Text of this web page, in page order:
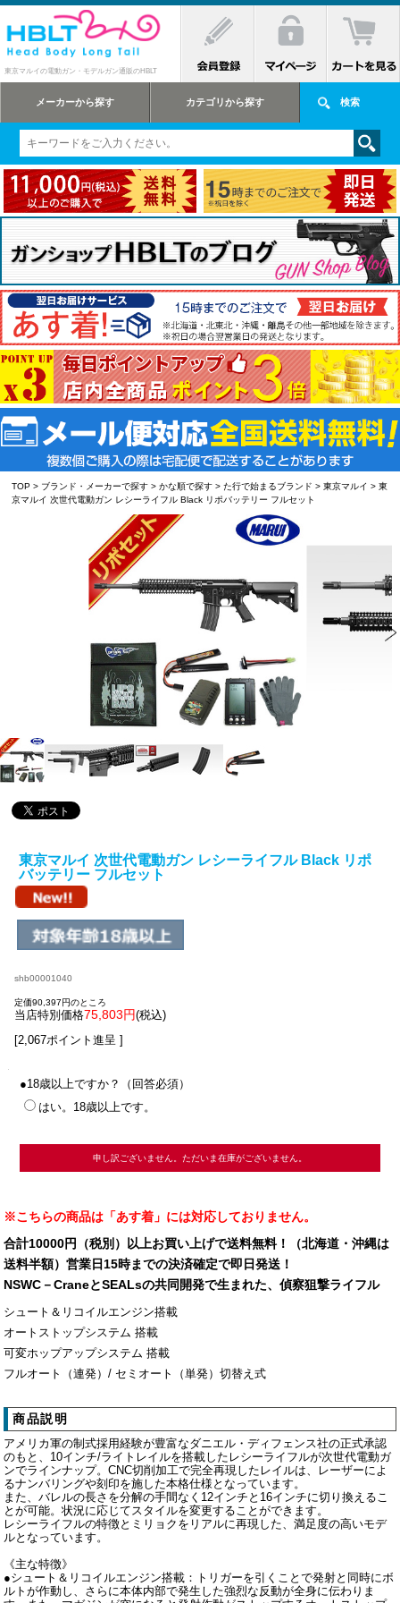
東京マルイの電動ガン・モデルガン通販のHBLT
メーカーから探す カテゴリから探す 検索
TOP > ブランド・メーカーで探す >かな順で探す >た行で始まるブランド >東京マルイ > 東
京マルイ 次世代電動ガン レシーライフル Black リポバッテリー フルセット
東京マルイ 次世代電動ガン レシーライフル Black リポ
バッテリー フルセット
shb00001040
定価90,397円のところ
当店特別価格75,803円(税込)
[2,067ポイント進呈 ]
●18歳以上ですか？（回答必須）
はい。18歳以上です。
申し訳ございません。ただいま在庫がございません。
※こちらの商品は「あす着」には対応しておりません。
合計10000円（税別）以上お買い上げで送料無料！（北海道・沖縄は
送料半額）営業日15時までの決済確定で即日発送！
NSWC－CraneとSEALsの共同開発で生まれた、偵察狙撃ライフル
シュート＆リコイルエンジン搭載
オートストップシステム 搭載
可変ホップアップシステム 搭載
フルオート（連発）/ セミオート（単発）切替え式
商品説明
アメリカ軍の制式採用経験が豊富なダニエル・ディフェンス社の正式承認
のもと、10インチ/ライトレイルを搭載したレシーライフルが次世代電動ガ
ンでラインナップ。CNC切削加工で完全再現したレイルは、レーザーによ
るナンバリングや刻印を施した本格仕様となっています。
また、バレルの長さを分解の手間なく12インチと16インチに切り換えるこ
とが可能。状況に応じてスタイルを変更することができます。
レシーライフルの特徴とミリョクをリアルに再現した、満足度の高いモデ
ルとなっています。
《主な特徴》
●シュート＆リコイルエンジン搭載：トリガーを引くことで発射と同時にボ
ルトが作動し、さらに本体内部で発生した強烈な反動が全身に伝わりま